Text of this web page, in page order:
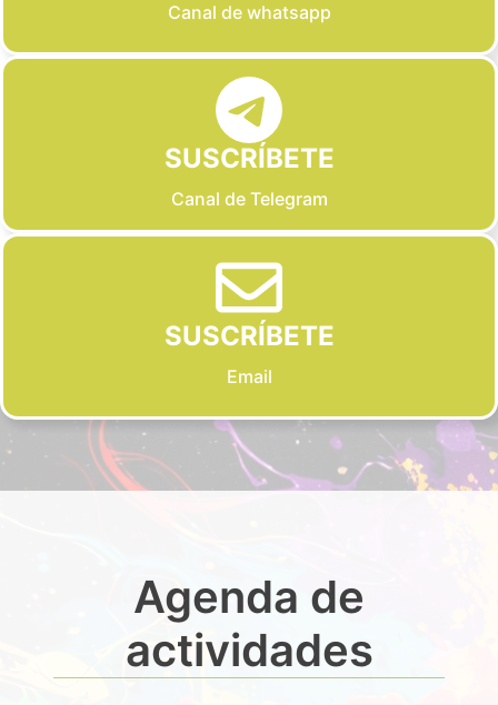
Canal de whatsapp
SUSCRÍBETE
Canal de Telegram
SUSCRÍBETE
Email
Agenda de
actividades